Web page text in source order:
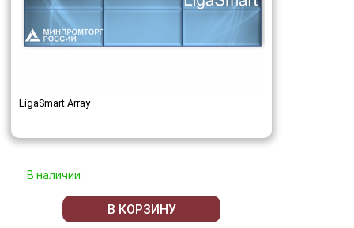
LigaSmart Array
В наличии
В КОРЗИНУ